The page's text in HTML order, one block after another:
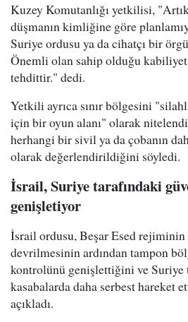
Kuzey Komutanlığı yetkilisi,
düşmanın kimliğine göre
Suriye ordusu ya da cihatçı bir
Önemli olan sahip olduğu
tehdittir." dedi.
Yetkili ayrıca sınır bölgesini
için bir oyun alanı" olarak
herhangi bir sivil ya da çobanın
olarak değerlendirildiğini söyledi.
İsrail, Suriye tarafındaki
genişletiyor
İsrail ordusu, Beşar Esed
devrilmesinin ardından tampon
kontrolünü genişlettiğini ve Suriye
kasabalarda daha serbest hareket
açıkladı.